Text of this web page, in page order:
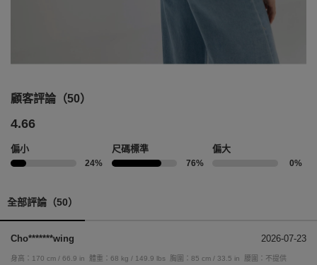
顧客評論（50）
4.66
偏小
24%
尺碼標準
76%
偏大
0%
全部評論（50）
Cho*******wing 2026-07-23
身高：170 cm / 66.9 in 體重：68 kg / 149.9 lbs 胸圍：85 cm / 33.5 in
腰圍：不提供